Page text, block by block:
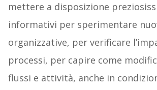
mettere a disposizione
informativi per sperimentare
organizzative, per verificare
processi, per capire come
flussi e attività, anche in